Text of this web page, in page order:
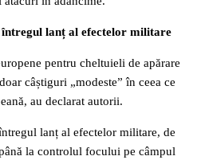
întregul lanț al efectelor militare
pentru cheltuieli de apărare
câștiguri „modeste” în ceea ce
au declarat autorii.
lanț al efectelor militare, de
la controlul focului pe câmpul